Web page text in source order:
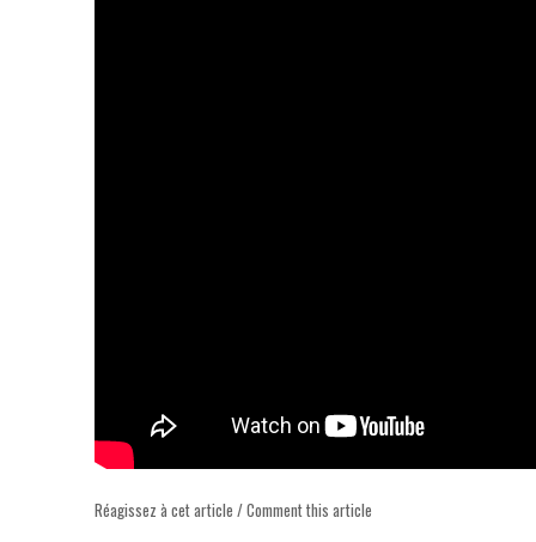
Réagissez à cet article / Comment this article